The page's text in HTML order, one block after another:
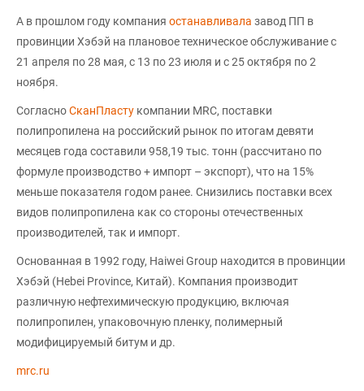
А в прошлом году компания останавливала завод ПП в
провинции Хэбэй на плановое техническое обслуживание с
21 апреля по 28 мая, с 13 по 23 июля и с 25 октября по 2
ноября.
СогласноСканПласту компании MRC, поставки
полипропилена на российский рынок по итогам девяти
месяцев года составили 958,19 тыс. тонн (рассчитано по
формуле производство + импорт – экспорт), что на 15%
меньше показателя годом ранее. Снизились поставки всех
видов полипропилена как со стороны отечественных
производителей, так и импорт.
Основанная в 1992 году, Haiwei Group находится в провинции
Хэбэй (Hebei Province, Китай). Компания производит
различную нефтехимическую продукцию, включая
полипропилен, упаковочную пленку, полимерный
модифицируемый битум и др.
mrc.ru